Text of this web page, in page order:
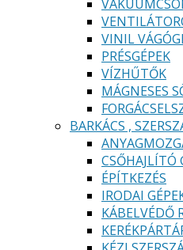
VINIL
PRÉSGÉPEK
VÍZHŰTŐK
MÁGNESES
BARKÁCS ,
CSŐHAJLÍTÓ
ÉPÍTKEZÉS
IRODAI
KÁBELVÉDŐ